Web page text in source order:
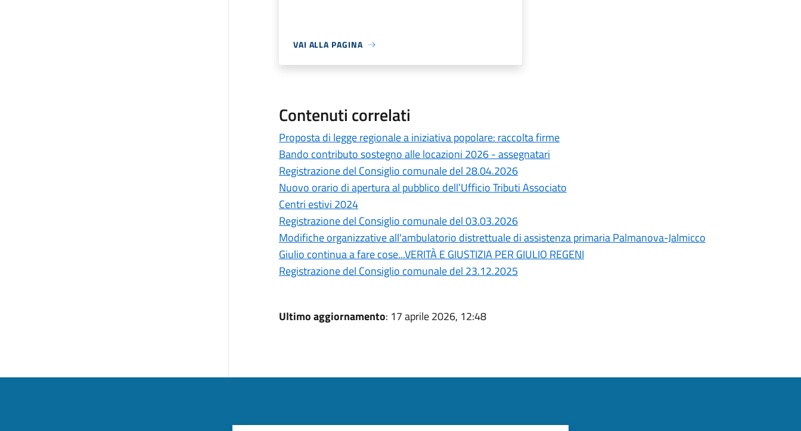
VAI ALLA PAGINA
Contenuti correlati
Proposta di legge regionale a iniziativa popolare: raccolta firme
Bando contributo sostegno alle locazioni 2026 - assegnatari
Registrazione del Consiglio comunale del 28.04.2026
Nuovo orario di apertura al pubblico dell’Ufficio Tributi Associato
Centri estivi 2024
Registrazione del Consiglio comunale del 03.03.2026
Modifiche organizzative all'ambulatorio distrettuale di assistenza primaria Palmanova-Jalmicco
Giulio continua a fare cose...VERITÀ E GIUSTIZIA PER GIULIO REGENI
Registrazione del Consiglio comunale del 23.12.2025
Ultimo aggiornamento: 17 aprile 2026, 12:48